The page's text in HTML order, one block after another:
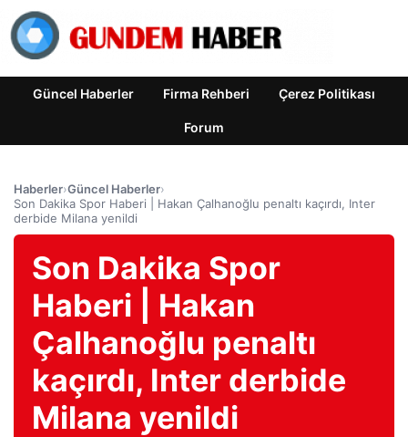
Güncel Haberler Firma Rehberi Çerez Politikası
Forum
Haberler›Güncel Haberler›
Son Dakika Spor Haberi | Hakan Çalhanoğlu penaltı kaçırdı, Inter
derbide Milana yenildi
Son Dakika Spor
Haberi | Hakan
Çalhanoğlu penaltı
kaçırdı, Inter derbide
Milana yenildi